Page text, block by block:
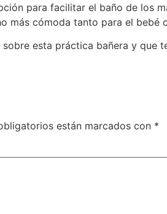
para facilitar el baño de los
más cómoda tanto para el bebé
esta práctica bañera y que
están marcados con *